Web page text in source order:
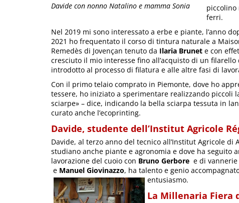
Davide con nonno Natalino e mamma Sonia
piccolino
ferri.
Nel 2019 mi sono interessato a erbe e piante, l’anno
2021 ho frequentato il corso di tintura naturale a
Remedès di Jovençan tenuto da Ilaria Brunet e con
cresciuto il mio interesse fino all’acquisto di un filarello
introdotto al processo di filatura e alle altre fasi di
Con il primo telaio comprato in Piemonte, dove ho
tessere, ho iniziato a sperimentare realizzando piccoli
sciarpe» – dice, indicando la bella sciarpa tessuta in
curato anche l’ecoprinting.
Davide, studente dell’Institut Agricole
Davide, al terzo anno del tecnico all’Institut Agricole di
studiano anche piante e agronomia e dove ha seguito
lavorazione del cuoio con Bruno Gerbore e di vannerie
e Manuel Giovinazzo, ha talento e genio
entusiasmo.
La Millenaria Fiera